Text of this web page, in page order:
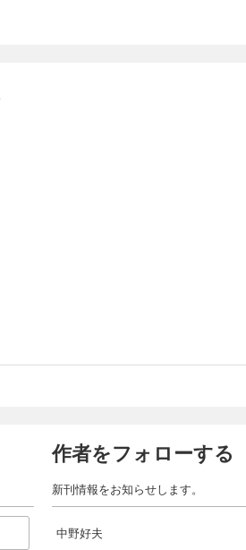
作者をフォローする
新刊情報をお知らせします。
中野好夫